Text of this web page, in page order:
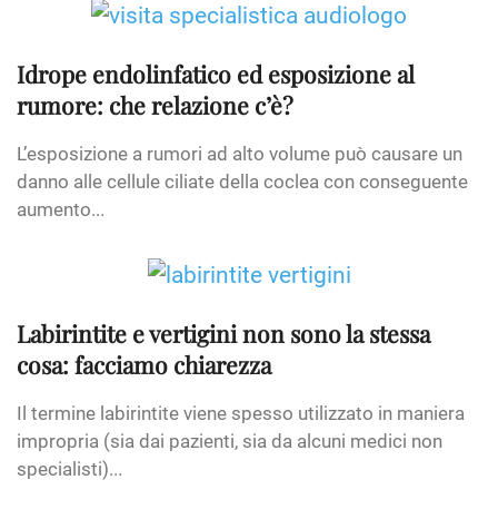
Idrope endolinfatico ed esposizione al
rumore: che relazione c’è?
L’esposizione a rumori ad alto volume può causare un
danno alle cellule ciliate della coclea con conseguente
aumento...
Labirintite e vertigini non sono la stessa
cosa: facciamo chiarezza
Il termine labirintite viene spesso utilizzato in maniera
impropria (sia dai pazienti, sia da alcuni medici non
specialisti)...